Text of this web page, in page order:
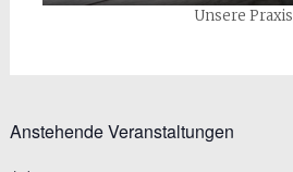
Unsere Praxis
Anstehende Veranstaltungen